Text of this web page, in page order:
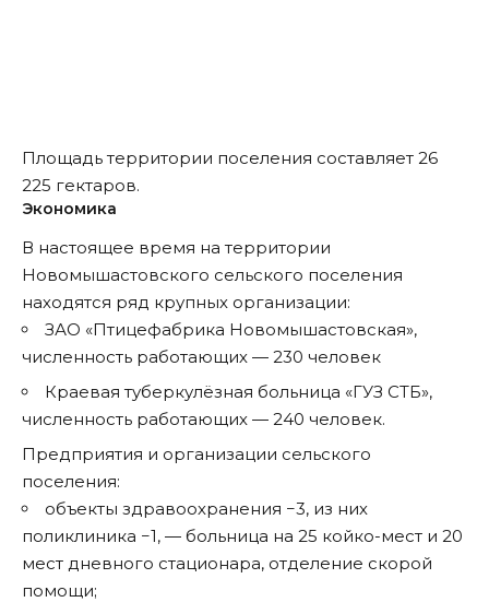
Площадь территории поселения составляет 26
225 гектаров.
Экономика
В настоящее время на территории
Новомышастовского сельского поселения
находятся ряд крупных организации:
ЗАО «Птицефабрика Новомышастовская»,
численность работающих — 230 человек
Краевая туберкулёзная больница «ГУЗ СТБ»,
численность работающих — 240 человек.
Предприятия и организации сельского
поселения:
объекты здравоохранения −3, из них
поликлиника −1, — больница на 25 койко-мест и 20
мест дневного стационара, отделение скорой
помощи;